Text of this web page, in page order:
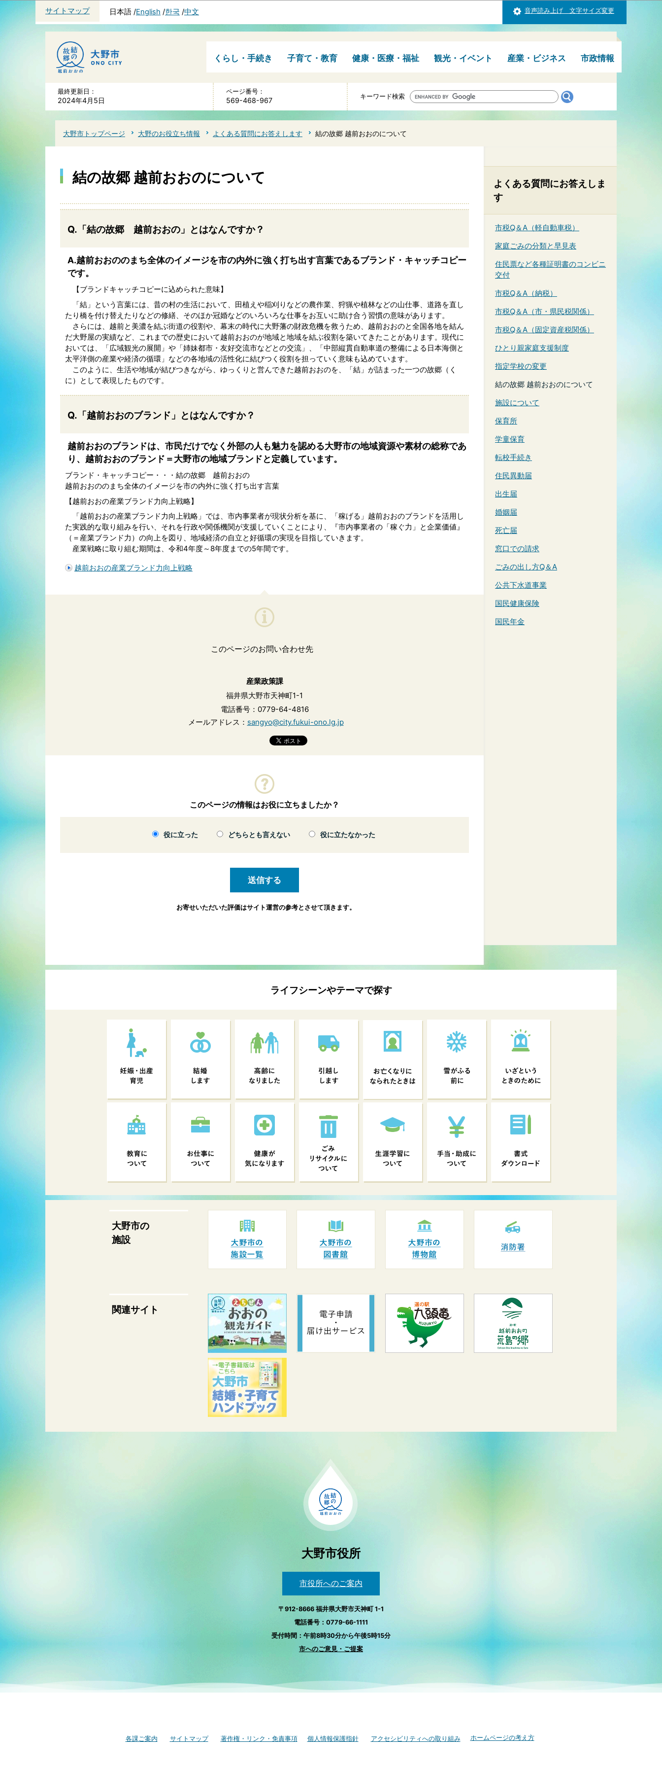
サイトマップ 日本語 English 한국 中文 音声読み上げ 文字サイズ変更
くらし・手続き 子育て・教育 健康・医療・福祉 観光・イベント 産業・ビジネス 市政情報
最終更新日：
2024年4月5日
ページ番号：
569-468-967 キーワード検索
大野市トップページ 大野のお役立ち情報 よくある質問にお答えします 結の故郷 越前おおのについて
結の故郷 越前おおのについて
Q.「結の故郷 越前おおの」とはなんですか？
A.越前おおののまち全体のイメージを市の内外に強く打ち出す言葉であるブランド・キャッチコピー
です。
【ブランドキャッチコピーに込められた意味】
「結」という言葉には、昔の村の生活において、田植えや稲刈りなどの農作業、狩猟や植林などの山仕事、道路を直し
たり橋を付け替えたりなどの修繕、そのほか冠婚などのいろいろな仕事をお互いに助け合う習慣の意味があります。
さらには、越前と美濃を結ぶ街道の役割や、幕末の時代に大野藩の財政危機を救うため、越前おおのと全国各地を結ん
だ大野屋の実績など、これまでの歴史において越前おおのが地域と地域を結ぶ役割を築いてきたことがあります。現代に
おいては、「広域観光の展開」や「姉妹都市・友好交流市などとの交流」、「中部縦貫自動車道の整備による日本海側と
太平洋側の産業や経済の循環」などの各地域の活性化に結びつく役割を担っていく意味も込めています。
このように、生活や地域が結びつきながら、ゆっくりと営んできた越前おおのを、「結」が詰まった一つの故郷（く
に）として表現したものです。
Q.「越前おおのブランド」とはなんですか？
越前おおのブランドは、市民だけでなく外部の人も魅力を認める大野市の地域資源や素材の総称であ
り、越前おおのブランド＝大野市の地域ブランドと定義しています。
ブランド・キャッチコピー・・・結の故郷 越前おおの
越前おおののまち全体のイメージを市の内外に強く打ち出す言葉
【越前おおの産業ブランド力向上戦略】
「越前おおの産業ブランド力向上戦略」では、市内事業者が現状分析を基に、「稼げる」越前おおのブランドを活用し
た実践的な取り組みを行い、それを行政や関係機関が支援していくことにより、『市内事業者の「稼ぐ力」と企業価値』
（＝産業ブランド力）の向上を図り、地域経済の自立と好循環の実現を目指していきます。
産業戦略に取り組む期間は、令和4年度～8年度までの5年間です。
越前おおの産業ブランド力向上戦略
このページのお問い合わせ先
産業政策課
福井県大野市天神町1-1
電話番号：0779-64-4816
メールアドレス： sangyo@city.fukui-ono.lg.jp
このページの情報はお役に立ちましたか？
役に立った どちらとも言えない 役に立たなかった
お寄せいただいた評価はサイト運営の参考とさせて頂きます。
よくある質問にお答えしま
す
市税Q＆A（軽自動車税）
家庭ごみの分類と早見表
住民票など各種証明書のコンビニ
交付
市税Q＆A（納税）
市税Q＆A（市・県民税関係）
市税Q＆A（固定資産税関係）
ひとり親家庭支援制度
指定学校の変更
結の故郷 越前おおのについて
施設について
保育所
学童保育
転校手続き
住民異動届
出生届
婚姻届
死亡届
窓口での請求
ごみの出し方Q＆A
公共下水道事業
国民健康保険
国民年金
ライフシーンやテーマで探す
大野市の
施設
関連サイト
大野市役所
市役所へのご案内
〒912-8666 福井県大野市天神町 1-1
電話番号：0779-66-1111
受付時間：午前8時30分から午後5時15分
市へのご意見・ご提案
各課ご案内 サイトマップ 著作権・リンク・免責事項 個人情報保護指針 アクセシビリティへの取り組み ホームページの考え方